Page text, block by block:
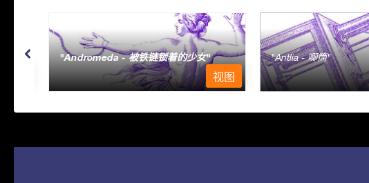
Andromeda - 被铁链锁着的少女
视图
Antlia - 唧筒